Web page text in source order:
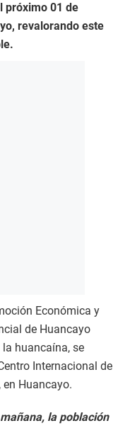
próximo 01 de
revalorando este
Económica y
de Huancayo
huancaína, se
Internacional de
en Huancayo.
la población